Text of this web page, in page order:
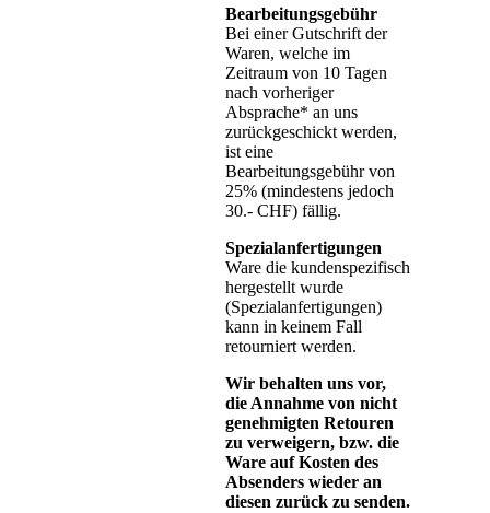
Bearbeitungsgebühr
Bei einer Gutschrift der
Waren, welche im
Zeitraum von 10 Tagen
nach vorheriger
Absprache* an uns
zurückgeschickt werden,
ist eine
Bearbeitungsgebühr von
25% (mindestens jedoch
30.- CHF) fällig.
Spezialanfertigungen
Ware die kundenspezifisch
hergestellt wurde
(Spezialanfertigungen)
kann in keinem Fall
retourniert werden.
Wir behalten uns vor,
die Annahme von nicht
genehmigten Retouren
zu verweigern, bzw. die
Ware auf Kosten des
Absenders wieder an
diesen zurück zu senden.